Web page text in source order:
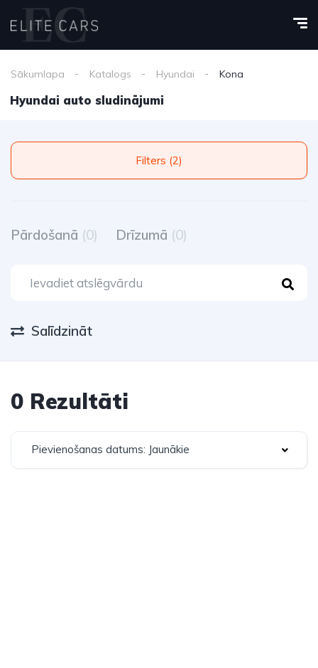
Sākumlapa Katalogs Hyundai Kona
Hyundai auto sludinājumi
Filters (2)
Pārdošanā (0) Drīzumā (0)
Salīdzināt
0 Rezultāti
Pievienošanas datums: Jaunākie